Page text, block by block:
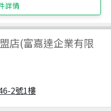
詳情
店(富嘉達企業有限
2號1樓